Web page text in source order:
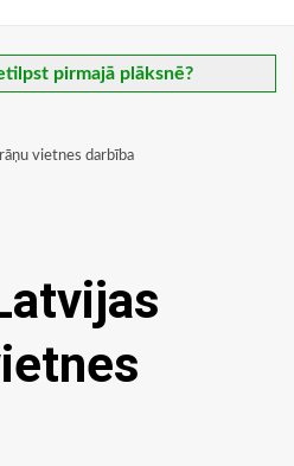
pirmajā plāksnē?
vietnes darbība